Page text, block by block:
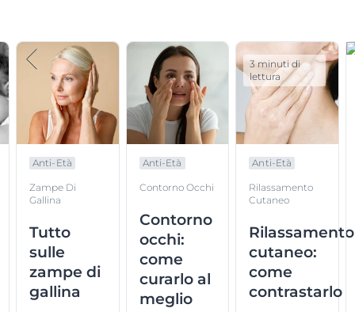
Anti-Età
Zampe Di
Gallina
Tutto
sulle
zampe di
gallina
Anti-Età
Contorno Occhi
Contorno
occhi:
come
curarlo al
meglio
Anti-Età
Rilassamento
Cutaneo
Rilassamento
cutaneo:
come
contrastarlo
3 minuti di
lettura